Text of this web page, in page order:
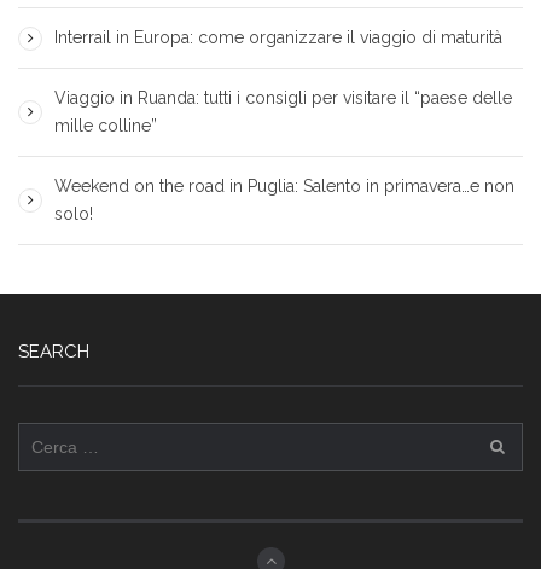
Interrail in Europa: come organizzare il viaggio di maturità
Viaggio in Ruanda: tutti i consigli per visitare il “paese delle
mille colline”
Weekend on the road in Puglia: Salento in primavera…e non
solo!
SEARCH
per: